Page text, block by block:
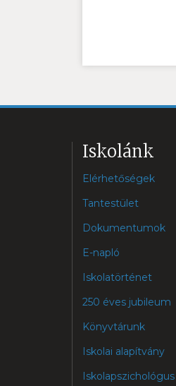
Iskolánk
Elérhetőségek
Tantestület
Dokumentumok
E-napló
Iskolatörténet
250 éves jubileum
Könyvtárunk
Iskolai alapítvány
Iskolapszichológus